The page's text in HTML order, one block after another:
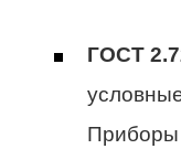
ГОСТ
Приборы